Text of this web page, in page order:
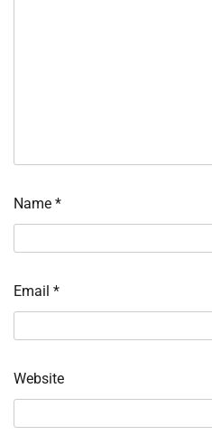
Name *
Email *
Website